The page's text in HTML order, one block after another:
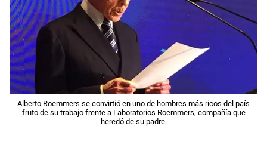
Alberto Roemmers se convirtió en uno de hombres más ricos del país
fruto de su trabajo frente a Laboratorios Roemmers, compañía que
heredó de su padre.